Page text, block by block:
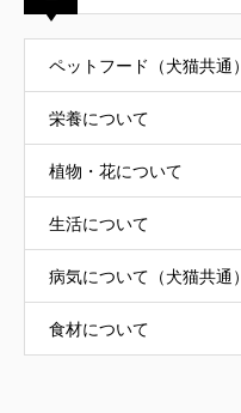
ペットフード（犬猫共通）
栄養について
植物・花について
生活について
病気について（犬猫共通）
食材について